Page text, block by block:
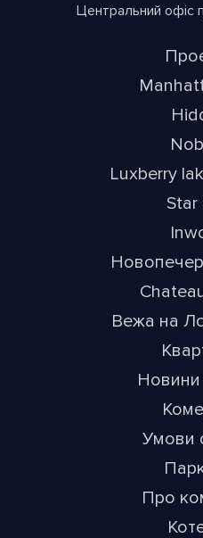
Центральний офіс
Luxberry
Star
Вежа на
Новини
Умови
Про